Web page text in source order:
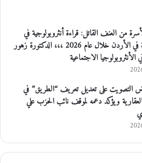
من العنف القاتل: قراءة أنثروبولوجية في
وقائع مرصودة في الأردن خلال عام 2026 ،،، الدكتورة زهور
الأنثروبولوجيا الاجتماعية
التصويت على تعديل تعريف “الطريق” في
ويؤكد دعمه لموقف نائب الحزب علي